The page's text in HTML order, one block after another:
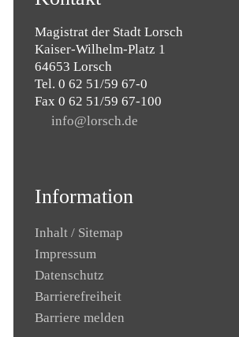
Magistrat der Stadt Lorsch
Kaiser-Wilhelm-Platz 1
64653 Lorsch
Tel. 0 62 51/59 67-0
Fax 0 62 51/59 67-100
nf
l rsch d
Information
Inhalt / Sitemap
Impressum
Datenschutz
Barrierefreiheit
Barriere melden